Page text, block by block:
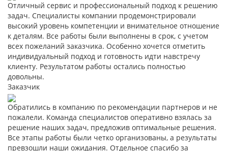
Отличный сервис и профессиональный подход к решению
задач. Специалисты компании продемонстрировали
высокий уровень компетенции и внимательное отношение
к деталям. Все работы были выполнены в срок, с учетом
всех пожеланий заказчика. Особенно хочется отметить
индивидуальный подход и готовность идти навстречу
клиенту. Результатом работы остались полностью
довольны.
Заказчик
Обратились в компанию по рекомендации партнеров и не
пожалели. Команда специалистов оперативно взялась за
решение наших задач, предложив оптимальные решения.
Все этапы работы были четко организованы, а результаты
превзошли наши ожидания. Отдельное спасибо за